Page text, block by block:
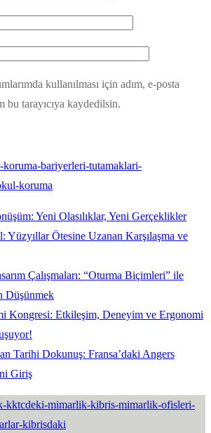
kullanılması için adım, e-posta
bu tarayıcıya kaydedilsin.
Yeni Olasılıklar, Yeni Gerçeklikler
Yüzyıllar Ötesine Uzanan Karşılaşma ve
Çalışmaları: “Oturma Biçimleri” ile
Düşünmek
Kongresi: Etkileşim, Deneyim ve Ergonomi
Tarihi Dokunuş: Fransa’daki Angers
Giriş